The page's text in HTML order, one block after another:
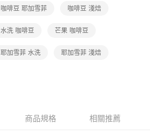
咖啡豆 耶加雪菲 咖啡豆 淺焙
水洗 咖啡豆 芒果 咖啡豆
耶加雪菲 水洗 耶加雪菲 淺焙
商品規格 相關推薦